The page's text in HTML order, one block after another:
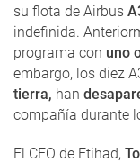
su flota de Airbus
indefinida.
programa con uno
embargo, los diez
tierra, han
compañía durante
El CEO de Etihad,